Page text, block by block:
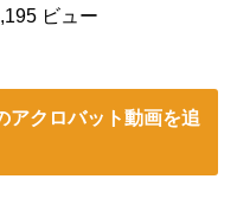
ビュー
アクロバット動画を追